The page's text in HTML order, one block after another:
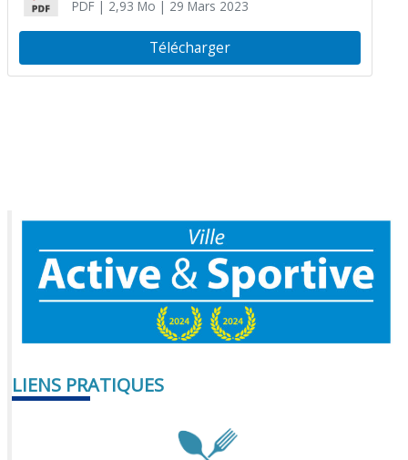
PDF| 2,93 Mo | 29 Mars 2023
Télécharger
LIENS PRATIQUES